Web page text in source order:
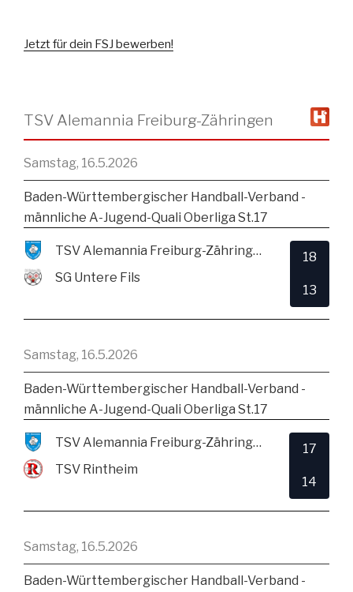
Jetzt für dein FSJ bewerben!
TSV Alemannia Freiburg-Zähringen
Samstag, 16.5.2026
Baden-Württembergischer Handball-Verband -
männliche A-Jugend-Quali Oberliga St.17
TSV Alemannia Freiburg-Zähringen
SG Untere Fils
18
13
Samstag, 16.5.2026
Baden-Württembergischer Handball-Verband -
männliche A-Jugend-Quali Oberliga St.17
TSV Alemannia Freiburg-Zähringen
TSV Rintheim
17
14
Samstag, 16.5.2026
Baden-Württembergischer Handball-Verband -